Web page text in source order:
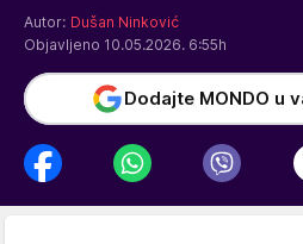
Autor: Dušan Ninković
Objavljeno 10.05.2026. 6:55h
Dodajte MONDO u